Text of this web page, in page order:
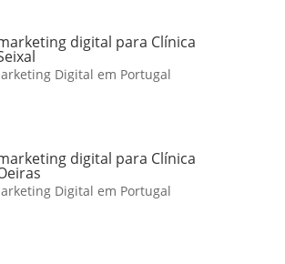
digital para Clínica
Digital em Portugal
digital para Clínica
Digital em Portugal